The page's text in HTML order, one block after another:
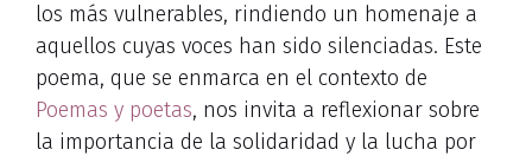
los más vulnerables, rindiendo un homenaje a
aquellos cuyas voces han sido silenciadas. Este
poema, que se enmarca en el contexto de
Poemas y poetas, nos invita a reflexionar sobre
la importancia de la solidaridad y la lucha por